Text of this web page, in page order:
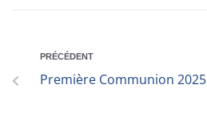
PRÉCÉDENT
Première Communion 2025